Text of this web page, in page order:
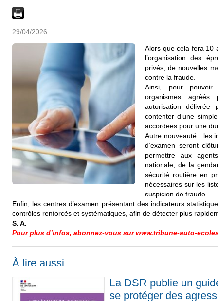
29/04/2026
Alors que cela fera 10
l’organisation des
privés, de nouvelles
contre la fraude.
Ainsi, pour
organismes agréés
autorisation
contenter d’une
accordées pour une
Autre nouveauté : les
d’examen seront
permettre aux
nationale, de la
sécurité routière en
nécessaires sur les
suspicion de fraude.
Enfin, les centres d’examen présentant des indicateurs
contrôles renforcés et systématiques, afin de détecter plus
S. A.
Pour plus d’infos, abonnez-vous sur www.tribune-auto-
À lire aussi
La DSR publie un
se protéger des